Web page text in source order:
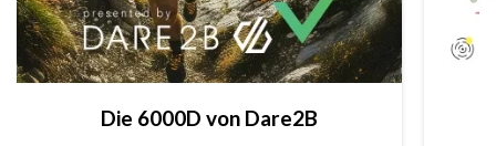
Die 6000D von Dare2B